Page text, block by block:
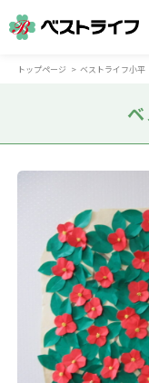
トップページ ベストライフ小平